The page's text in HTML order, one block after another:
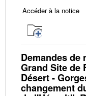
Accéder à la notice
Demandes de
Grand Site de
Désert -
changement